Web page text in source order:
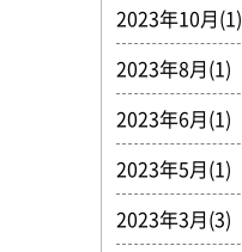
2023年10月(1)
2023年8月(1)
2023年6月(1)
2023年5月(1)
2023年3月(3)